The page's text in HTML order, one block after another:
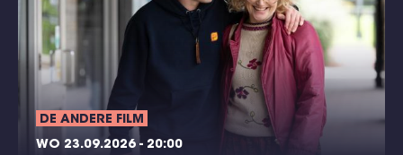
DE ANDERE FILM
WO 23.09.2026 - 20:00